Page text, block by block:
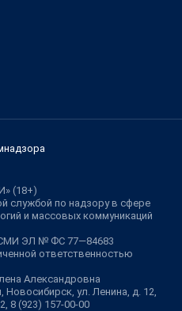
(18+)
службой по надзору в сфере
и массовых коммуникаций
СМИ ЭЛ № ФС 77—84683
ответственностью
Александровна
Новосибирск, ул. Ленина, д. 12,
8 (923) 157-00-00